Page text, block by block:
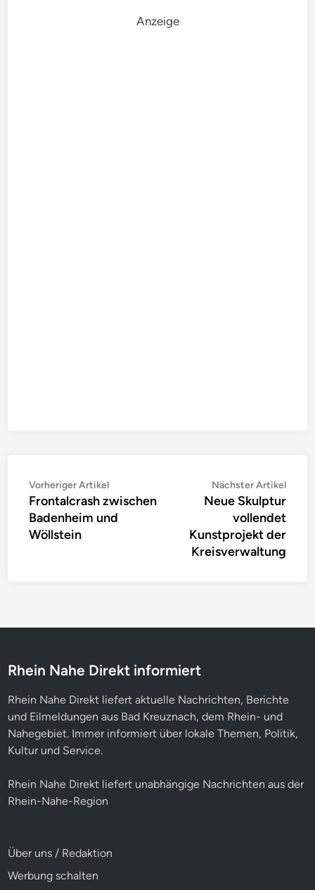
Anzeige
Beitragsnavigation
Vorheriger ArtikelVorheriger
Artikel:
Frontalcrash zwischen
Badenheim und
Wöllstein
Nächster Artikel
Neue Skulptur
vollendet
Kunstprojekt der
Kreisverwaltung
Rhein Nahe Direkt informiert
Rhein Nahe Direkt liefert aktuelle Nachrichten, Berichte
und Eilmeldungen aus Bad Kreuznach, dem Rhein- und
Nahegebiet. Immer informiert über lokale Themen, Politik,
Kultur und Service.
Rhein Nahe Direkt liefert unabhängige Nachrichten aus der
Rhein-Nahe-Region
Über uns / Redaktion
Werbung schalten